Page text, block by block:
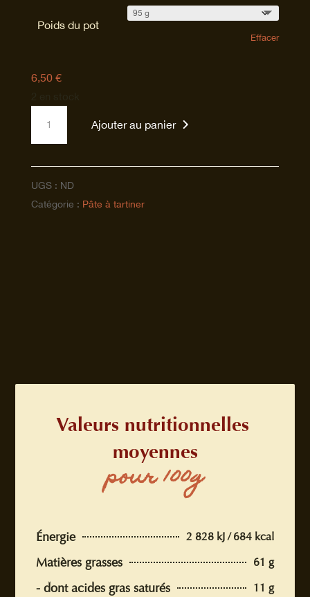
prix :
Poids du pot
Effacer
6,50 €
de
noisette
chocolat
Ajouter au panier
UGS : ND
Catégorie : Pâte à tartiner
Valeurs nutritionnelles
moyennes
pour 100g
Énergie 2 828 kJ / 684 kcal
Matières grasses 61 g
- dont acides gras saturés 11 g